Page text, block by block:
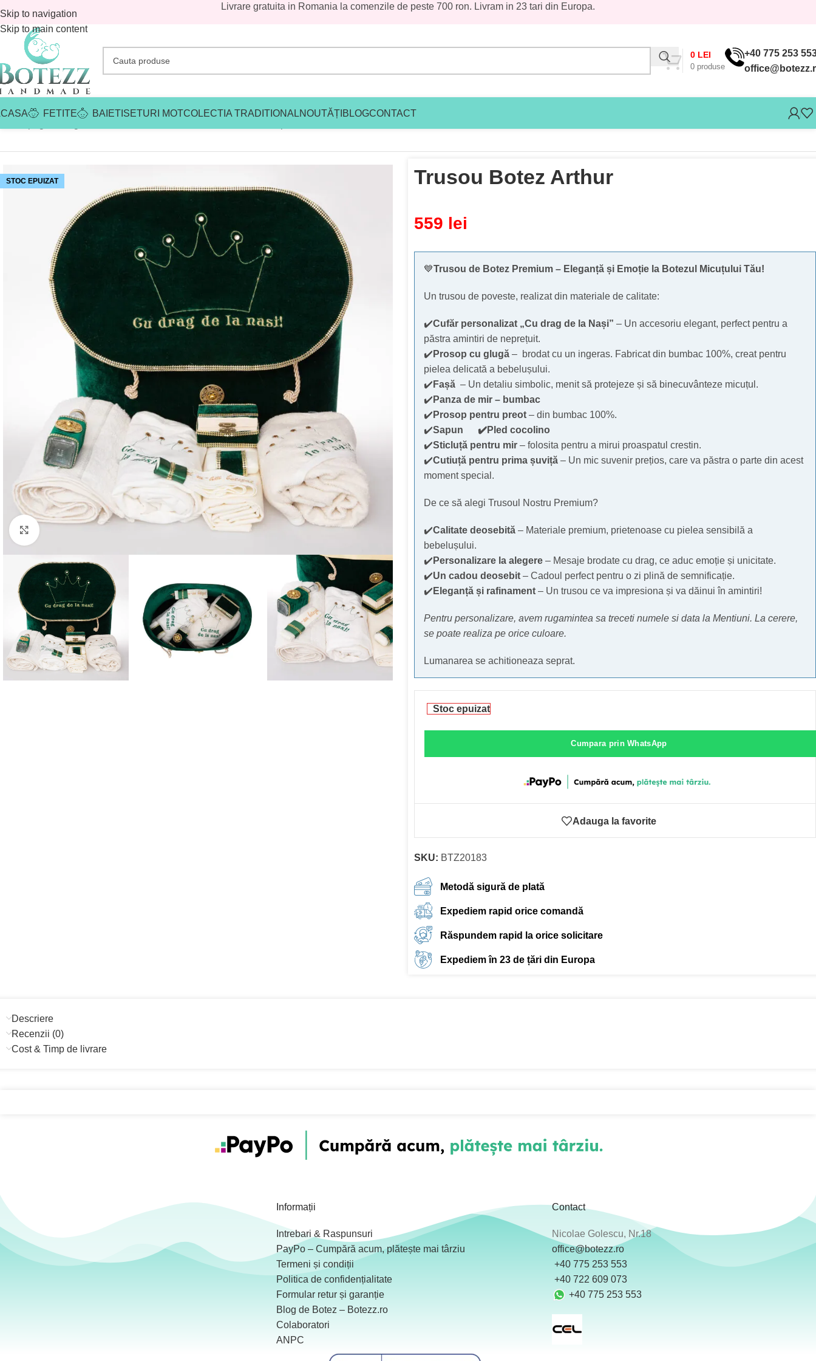
Skip to navigation
Skip to main content
Livrare gratuita in Romania la comenzile de peste 700 ron. Livram in 23 tari din Europa.
0 produse
0 LEI
+40 775 253
FETITE BAIETI SETURI MOTCOLECTIA TRADITIONALNOUTĂȚI BLOGCONTACT
STOC EPUIZAT Trusou Botez Arthur
559 lei
💙Trusou de Botez Premium – Eleganță și Emoție la Botezul Micuțului Tău!
Un trusou de poveste, realizat din materiale de calitate:
✔️Cufăr personalizat „Cu drag de la Nași” – Un accesoriu elegant, perfect pentru a
păstra amintiri de neprețuit.
✔️ Prosop cu glugă – brodat cu un ingeras. Fabricat din bumbac 100%, creat pentru
pielea delicată a bebelușului.
✔️ Fașă – Un detaliu simbolic, menit să protejeze și să binecuvânteze micuțul.
✔️ Panza de mir – bumbac
✔️ Prosop pentru preot – din bumbac 100%.
✔️Sapun ✔️Pled cocolino
✔️Sticluță pentru mir – folosita pentru a mirui proaspatul crestin.
✔️Cutiuță pentru prima șuviță – Un mic suvenir prețios, care va păstra o parte din acest
moment special.
De ce să alegi Trusoul Nostru Premium?
✔️Calitate deosebită – Materiale premium, prietenoase cu pielea sensibilă a
bebelușului.
✔️ Personalizare la alegere – Mesaje brodate cu drag, ce aduc emoție și unicitate.
✔️Un cadou deosebit – Cadoul perfect pentru o zi plină de semnificație.
✔️ Eleganță și rafinament – Un trusou ce va impresiona și va dăinui în amintiri!
Pentru personalizare, avem rugamintea sa treceti numele si data la Mentiuni. La cerere,
se poate realiza pe orice culoare.
Lumanarea se achitioneaza seprat.
Stoc epuizat
Cumpara prin WhatsApp
Adauga la favorite
SKU: BTZ20183
Metodă sigură de plată
Expediem rapid orice comandă
Răspundem rapid la orice solicitare
Expediem în 23 de țări din Europa
Descriere
Recenzii (0)
Cost & Timp de livrare
Informații
Intrebari & Raspunsuri
PayPo – Cumpără acum, plătește mai târziu
Termeni și condiții
Politica de confidențialitate
Formular retur și garanție
Blog de Botez – Botezz.ro
Colaboratori
ANPC
Contact
Nicolae Golescu, Nr.18
office@botezz.ro
+40 775 253 553
‪ +40 722 609 073
+40 775 253 553